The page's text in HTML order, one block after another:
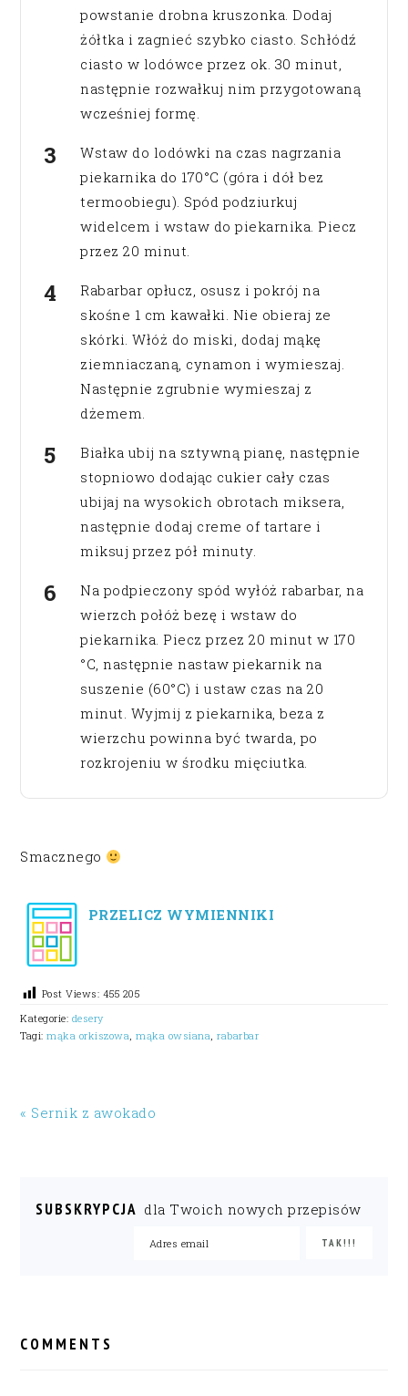
powstanie drobna kruszonka. Dodaj
żółtka i zagnieć szybko ciasto. Schłódź
ciasto w lodówce przez ok. 30 minut,
następnie rozwałkuj nim przygotowaną
wcześniej formę.
Wstaw do lodówki na czas nagrzania
piekarnika do 170°C (góra i dół bez
termoobiegu). Spód podziurkuj
widelcem i wstaw do piekarnika. Piecz
przez 20 minut.
Rabarbar opłucz, osusz i pokrój na
skośne 1 cm kawałki. Nie obieraj ze
skórki. Włóż do miski, dodaj mąkę
ziemniaczaną, cynamon i wymieszaj.
Następnie zgrubnie wymieszaj z
dżemem.
Białka ubij na sztywną pianę, następnie
stopniowo dodając cukier cały czas
ubijaj na wysokich obrotach miksera,
następnie dodaj creme of tartare i
miksuj przez pół minuty.
Na podpieczony spód wyłóż rabarbar, na
wierzch połóż bezę i wstaw do
piekarnika. Piecz przez 20 minut w 170
°C, następnie nastaw piekarnik na
suszenie (60°C) i ustaw czas na 20
minut. Wyjmij z piekarnika, beza z
wierzchu powinna być twarda, po
rozkrojeniu w środku mięciutka.
Smacznego
PRZELICZ WYMIENNIKI
Post Views: 455 205
Kategorie: desery
Tagi:mąka orkiszowa,mąka owsiana,rabarbar
« Sernik z awokado
SUBSKRYPCJA dla Twoich nowych przepisów
INTERACTIONS
COMMENTS